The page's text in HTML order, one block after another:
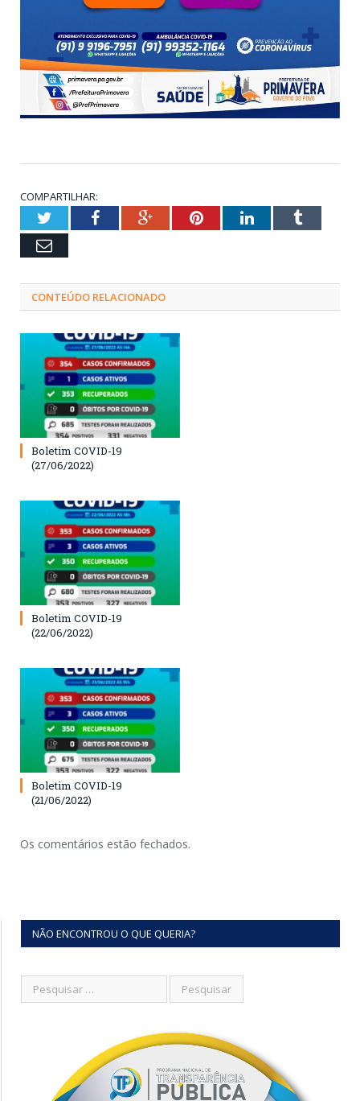
COMPARTILHAR:
TwitterFacebookGoogle+PinterestLinkedInTumblr
Email
CONTEÚDO RELACIONADO
Boletim COVID-19
(27/06/2022)
Boletim COVID-19
(22/06/2022)
Boletim COVID-19
(21/06/2022)
Os comentários estão fechados.
NÃO ENCONTROU O QUE QUERIA?